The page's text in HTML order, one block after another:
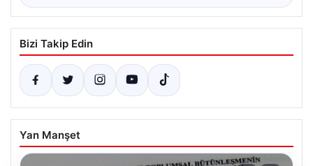
Bizi Takip Edin
Yan Manşet